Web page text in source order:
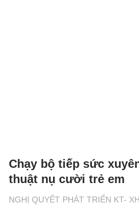
NGHỊ QUYẾT PHÁT TRIỂN KT- XH
Chạy bộ tiếp sức
thuật nụ cười trẻ em